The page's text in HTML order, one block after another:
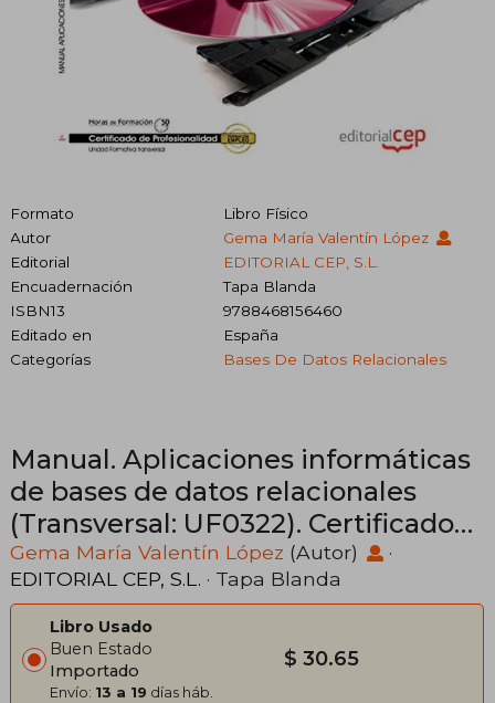
Formato
Libro Físico
Autor
Gema María Valentín López
Editorial
EDITORIAL CEP, S.L.
Encuadernación
Tapa Blanda
ISBN13
9788468156460
Editado en
España
Categorías
Bases De Datos Relacionales
Manual. Aplicaciones informáticas
de bases de datos relacionales
(Transversal: UF0322). Certificados
de profesionalidad
Gema María Valentín López (Autor)
·
EDITORIAL CEP, S.L. · Tapa Blanda
Libro Usado
Buen Estado
Importado
Envío: 13 a 19 días háb.
$ 30.65